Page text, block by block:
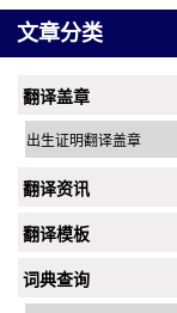
文章分类
翻译盖章
出生证明翻译盖章
翻译资讯
翻译模板
词典查询